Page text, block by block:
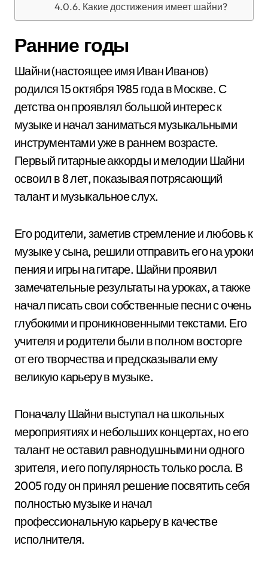
Какие достижения имеет шайни?
Ранние годы
Шайни (настоящее имя Иван Иванов)
родился 15 октября 1985 года в Москве. С
детства он проявлял большой интерес к
музыке и начал заниматься музыкальными
инструментами уже в раннем возрасте.
Первый гитарные аккорды и мелодии Шайни
освоил в 8 лет, показывая потрясающий
талант и музыкальное слух.
Его родители, заметив стремление и любовь к
музыке у сына, решили отправить его на уроки
пения и игры на гитаре. Шайни проявил
замечательные результаты на уроках, а также
начал писать свои собственные песни с очень
глубокими и проникновенными текстами. Его
учителя и родители были в полном восторге
от его творчества и предсказывали ему
великую карьеру в музыке.
Поначалу Шайни выступал на школьных
мероприятиях и небольших концертах, но его
талант не оставил равнодушными ни одного
зрителя, и его популярность только росла. В
2005 году он принял решение посвятить себя
полностью музыке и начал
профессиональную карьеру в качестве
исполнителя.